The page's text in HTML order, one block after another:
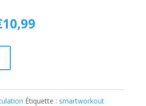
:
10,99Le
€10,99.
Étiquette : smartworkout